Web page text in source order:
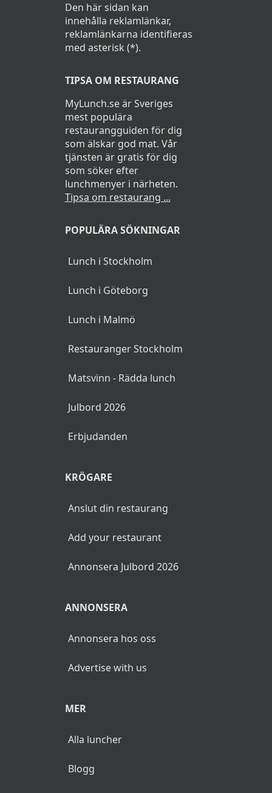
Den här sidan kan
innehålla reklamlänkar,
reklamlänkarna identifieras
med asterisk (*).
TIPSA OM RESTAURANG
MyLunch.se är Sveriges
mest populära
restaurangguiden för dig
som älskar god mat. Vår
tjänsten är gratis för dig
som söker efter
lunchmenyer i närheten.
Tipsa om restaurang ...
POPULÄRA SÖKNINGAR
Lunch i Stockholm
Lunch i Göteborg
Lunch i Malmö
Restauranger Stockholm
Matsvinn - Rädda lunch
Julbord 2026
Erbjudanden
KRÖGARE
Anslut din restaurang
Add your restaurant
Annonsera Julbord 2026
ANNONSERA
Annonsera hos oss
Advertise with us
MER
Alla luncher
Blogg